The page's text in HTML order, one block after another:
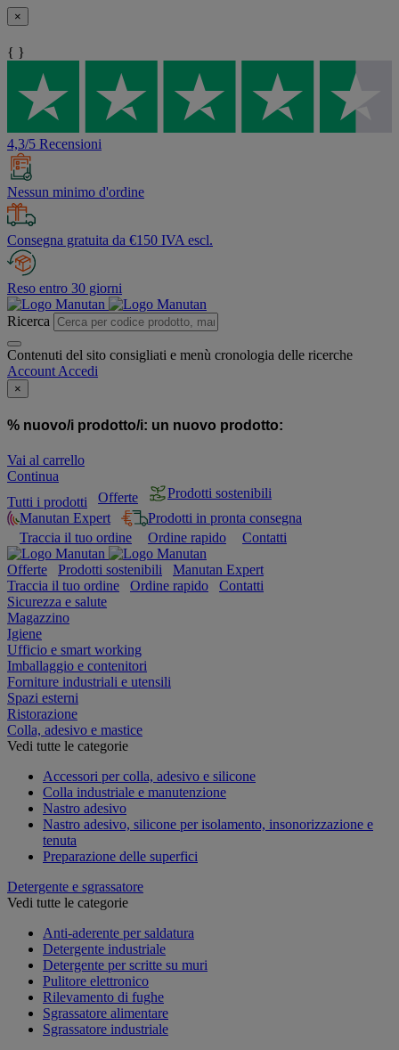
×
{ }
4,3/5 Recensioni
Nessun minimo d'ordine
Consegna gratuita da €150 IVA escl.
Reso entro 30 giorni
Ricerca
Contenuti del sito consigliati e menù cronologia delle ricerche
Account Accedi
×
% nuovo/i prodotto/i: un nuovo prodotto:
Vai al carrello
Continua
Tutti i prodotti
Offerte
Prodotti sostenibili
Manutan Expert
Prodotti in pronta consegna
Traccia il tuo ordine
Ordine rapido Contatti
Offerte Prodotti sostenibili
Manutan Expert
Traccia il tuo ordine
Ordine rapido
Contatti
Sicurezza e salute
Magazzino
Igiene
Ufficio e smart working
Imballaggio e contenitori
Forniture industriali e utensili
Spazi esterni
Ristorazione
Colla, adesivo e mastice
Vedi tutte le categorie
Accessori per colla, adesivo e silicone
Colla industriale e manutenzione
Nastro adesivo
Nastro adesivo, silicone per isolamento, insonorizzazione e
tenuta
Preparazione delle superfici
Detergente e sgrassatore
Vedi tutte le categorie
Anti-aderente per saldatura
Detergente industriale
Detergente per scritte su muri
Pulitore elettronico
Rilevamento di fughe
Sgrassatore alimentare
Sgrassatore industriale